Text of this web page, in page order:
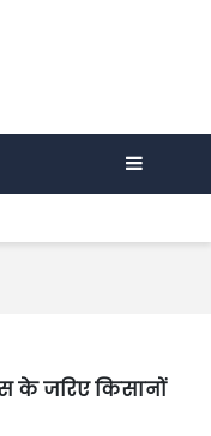
के जरिए किसानों